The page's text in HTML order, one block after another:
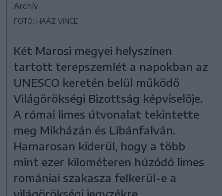
Archív
FOTÓ: HAÁZ VINCE
Két Marosi megyei helyszínen
tartott terepszemlét a napokban az
UNESCO keretén belül működő
Világörökségi Bizottság képviselője.
A római limes útvonalat tekintette
meg Mikházán és Libánfalván.
Hamarosan kiderül, hogy a több
mint ezer kilométeren húzódó limes
romániai szakasza felkerül-e a